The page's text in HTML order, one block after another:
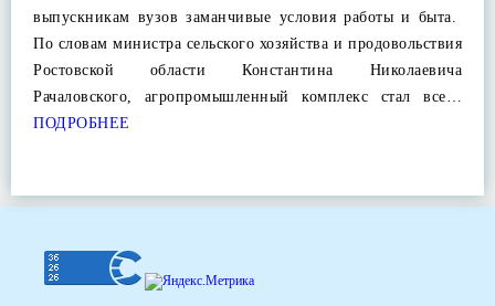
выпускникам вузов заманчивые условия работы и быта.
По словам министра сельского хозяйства и продовольствия
Ростовской области Константина Николаевича
Рачаловского, агропромышленный комплекс стал все…
ПОДРОБНЕЕ